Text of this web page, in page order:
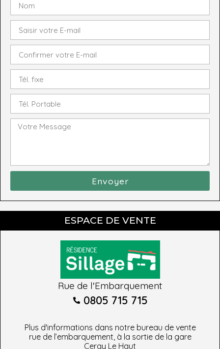
Envoyer
ESPACE DE VENTE
Rue de l'Embarquement
0805 715 715
Plus d'informations dans notre bureau de vente
rue de l’embarquement, à la sortie de la gare
Cergy Le Haut